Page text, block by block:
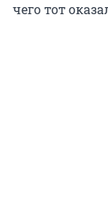
чего тот